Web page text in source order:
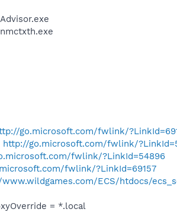
go.microsoft.com/fwlink/
http://go.microsoft.com/fwlink/
fwlink/?LinkId=54896
fwlink/?LinkId=69157
ECS/htdocs/
= *.local